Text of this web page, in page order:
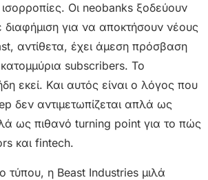
Οι neobanks ξοδεύουν
για να αποκτήσουν νέους
αντίθετα, έχει άμεση πρόσβαση
subscribers. Το
εκεί. Και αυτός είναι ο λόγος που
δεν αντιμετωπίζεται απλά ως
ως πιθανό turning point για το πώς
και fintech.
τύπου, η Beast Industries μιλά